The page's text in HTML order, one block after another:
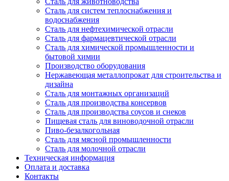
Сталь для систем теплоснабжения и
водоснабжения
Сталь для нефтехимической отрасли
Сталь для фармацевтической отрасли
Сталь для химической промышленности и
бытовой химии
Производство оборудования
Нержавеющая металлопрокат для строительства и
дизайна
Сталь для монтажных организаций
Сталь для производства консервов
Сталь для производства соусов и снеков
Пищевая сталь для виноводочной отрасли
Пиво-безалкогольная
Сталь для мясной промышленности
Сталь для молочной отрасли
Техническая информация
Оплата и доставка
Контакты